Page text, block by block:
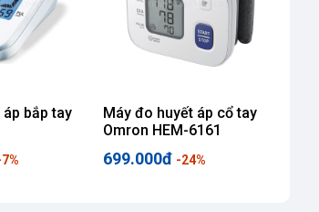
bắp tay
Máy đo huyết áp cổ tay
Omron HEM-6161
699.000đ -24%